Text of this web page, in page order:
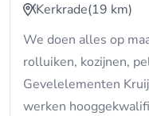
Kerkrade(19 km)
We doen alles op
rolluiken, kozijnen,
Gevelelementen
werken